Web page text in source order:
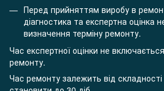
Перед прийняттям виробу в
діагностика та експертна оцінка
визначення терміну ремонту.
Час експертної оцінки не
ремонту.
Час ремонту залежить від